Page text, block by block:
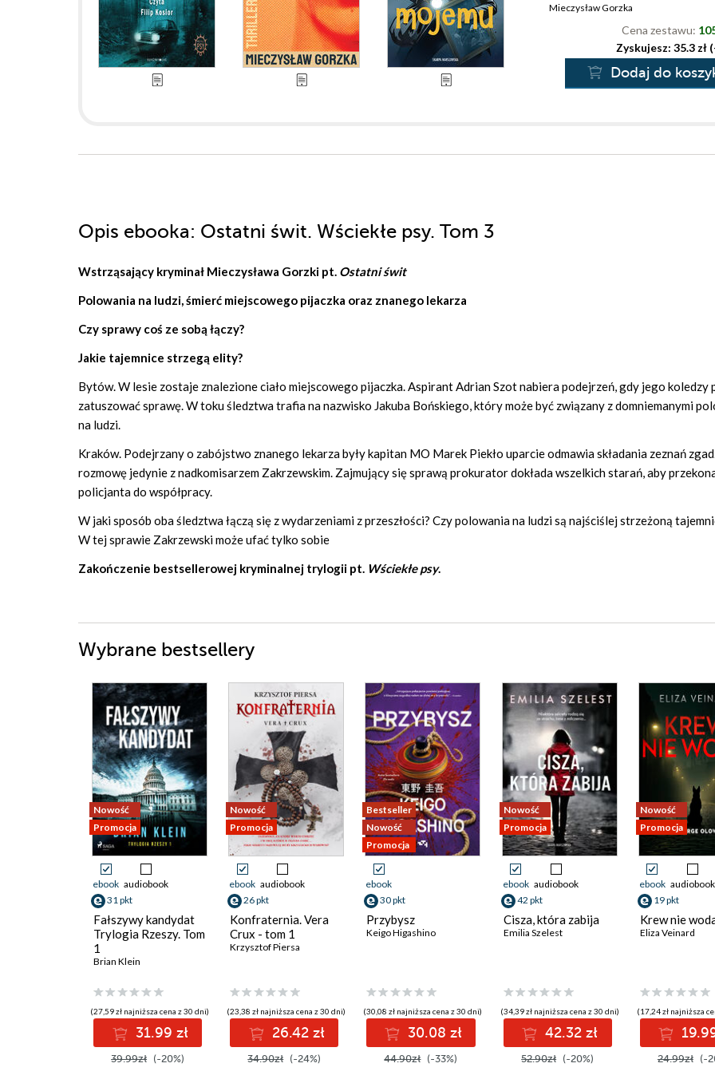
Mieczysław Gorzka
Cena zestawu:
Zyskujesz: 35.3 zł
Dodaj do
Opis ebooka: Ostatni świt. Wściekłe psy. Tom 3
Wstrząsający kryminał Mieczysława Gorzki pt. Ostatni świt
Polowania na ludzi, śmierć miejscowego pijaczka oraz znanego lekarza
Czy sprawy coś ze sobą łączy?
Jakie tajemnice strzegą elity?
Bytów. W lesie zostaje znalezione ciało miejscowego pijaczka. Aspirant Adrian Szot nabiera podejrzeń, gdy jego koledzy
zatuszować sprawę. W toku śledztwa trafia na nazwisko Jakuba Bońskiego, który może być związany z domniemanymi
na ludzi.
Kraków. Podejrzany o zabójstwo znanego lekarza były kapitan MO Marek Piekło uparcie odmawia składania zeznań
rozmowę jedynie z nadkomisarzem Zakrzewskim. Zajmujący się sprawą prokurator dokłada wszelkich starań, aby
policjanta do współpracy.
W jaki sposób oba śledztwa łączą się z wydarzeniami z przeszłości? Czy polowania na ludzi są najściślej strzeżoną
W tej sprawie Zakrzewski może ufać tylko sobie
Zakończenie bestsellerowej kryminalnej trylogii pt. Wściekłe psy.
Wybrane bestsellery
Nowość
Promocja
ebook audiobook
31 pkt
Fałszywy kandydat
Trylogia Rzeszy. Tom
1
Brian Klein
(27,59 zł najniższa cena z 30 dni)
31.99 zł
39.99zł (-20%)
Nowość
Promocja
ebook audiobook
26 pkt
Konfraternia. Vera
Crux - tom 1
Krzysztof Piersa
(23,38 zł najniższa cena z 30 dni)
26.42 zł
34.90zł (-24%)
Bestseller
Nowość
Promocja
ebook
30 pkt
Przybysz
Keigo Higashino
(30,08 zł najniższa cena z 30 dni)
30.08 zł
44.90zł (-33%)
Nowość
Promocja
ebook audiobook
42 pkt
Cisza, która zabija
Emilia Szelest
(34,39 zł najniższa cena z 30 dni)
42.32 zł
52.90zł (-20%)
Nowość
Promocja
ebook audiobook
19 pkt
Krew nie
Eliza Veinard
(17,24 zł najniższa
24.99zł (-